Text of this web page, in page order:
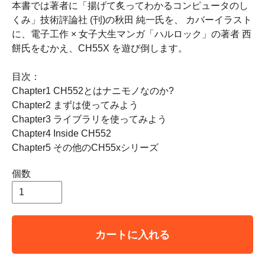
本書では著者に「揚げて炙ってわかるコンピュータのし
くみ」技術評論社 (刊)の秋田 純一氏を、 カバーイラスト
に、電子工作 × 女子大生マンガ「ハルロック」の著者 西
餅氏をむかえ、CH55X を遊び倒します。
目次：
Chapter1 CH552とはナニモノなのか?
Chapter2 まずは使ってみよう
Chapter3 ライブラリを使ってみよう
Chapter4 Inside CH552
Chapter5 その他のCH55xシリーズ
個数
カートに入れる